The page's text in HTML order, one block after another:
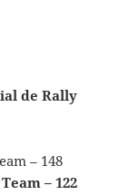
de Rally
– 148
– 122